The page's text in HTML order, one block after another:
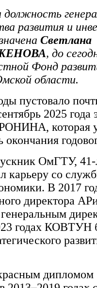
развития и
Светлана
, до
Фонд
области.
пустовало
2025 года
которая
ОмГТУ, 41-
карьеру со
В 2017
директора
годах КОВТУН
дипломом